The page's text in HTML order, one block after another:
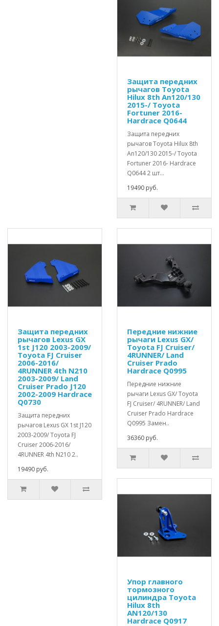
Защита передних
рычагов Toyota
Hilux 8th An120/130
2015-/ Toyota
Fortuner 2016-
Hardrace Q0644
Защита передних
рычагов Toyota Hilux 8th
An120/130 2015-/ Toyota
Fortuner 2016- Hardrace
Q0644 2 шт...
19490 руб.
Защита передних
рычагов Lexus GX
1st J120 2003-2009/
Toyota FJ Cruiser
2006-2016/
4RUNNER 4th N210
2003-2009/ Land
Cruiser Prado J120
2002-2009 Hardrace
Q0730
Защита передних
рычагов Lexus GX 1st J120
2003-2009/ Toyota FJ
Cruiser 2006-2016/
4RUNNER 4th N210 2..
19490 руб.
Передние нижние
рычаги Lexus GX/
Toyota FJ Cruiser/
4RUNNER/ Land
Cruiser Prado
Hardrace Q0995
Передние нижние
рычаги Lexus GX/ Toyota
FJ Cruiser/ 4RUNNER/ Land
Cruiser Prado Hardrace
Q0995 Замен..
36360 руб.
Упор главного
тормозного
цилиндра Toyota
Hilux 8th
AN120/130
Hardrace Q0917